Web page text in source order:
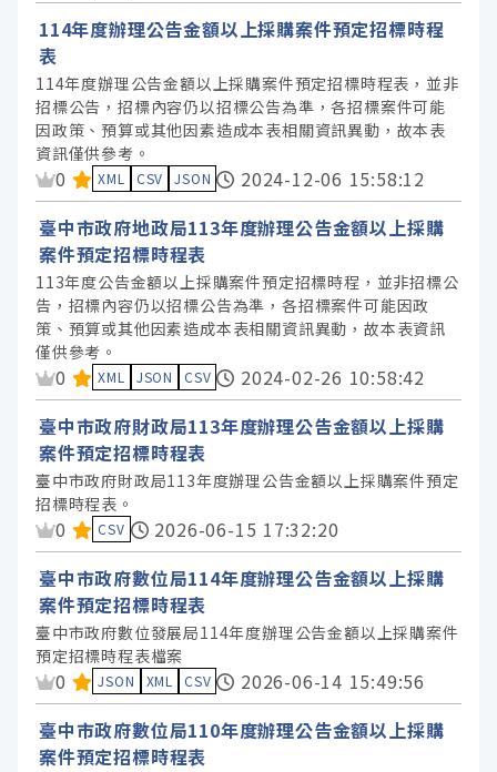
114年度辦理公告金額以上採購案件預定招標時程
表
114年度辦理公告金額以上採購案件預定招標時程表，並非
招標公告，招標內容仍以招標公告為準，各招標案件可能
因政策、預算或其他因素造成本表相關資訊異動，故本表
資訊僅供參考。
資料集評分：
0 XML CSV JSON
2024-12-06 15:58:12
臺中市政府地政局113年度辦理公告金額以上採購
案件預定招標時程表
113年度公告金額以上採購案件預定招標時程，並非招標公
告，招標內容仍以招標公告為準，各招標案件可能因政
策、預算或其他因素造成本表相關資訊異動，故本表資訊
僅供參考。
資料集評分：
0 XML JSON CSV
2024-02-26 10:58:42
臺中市政府財政局113年度辦理公告金額以上採購
案件預定招標時程表
臺中市政府財政局113年度辦理公告金額以上採購案件預定
招標時程表。
資料集評分：
0 CSV
2026-06-15 17:32:20
臺中市政府數位局114年度辦理公告金額以上採購
案件預定招標時程表
臺中市政府數位發展局114年度辦理公告金額以上採購案件
預定招標時程表檔案
資料集評分：
0 JSON XML CSV
2026-06-14 15:49:56
臺中市政府數位局110年度辦理公告金額以上採購
案件預定招標時程表